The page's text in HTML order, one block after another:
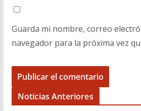
Guarda mi nombre, correo
navegador para la próxima vez
Noticias Anteriores